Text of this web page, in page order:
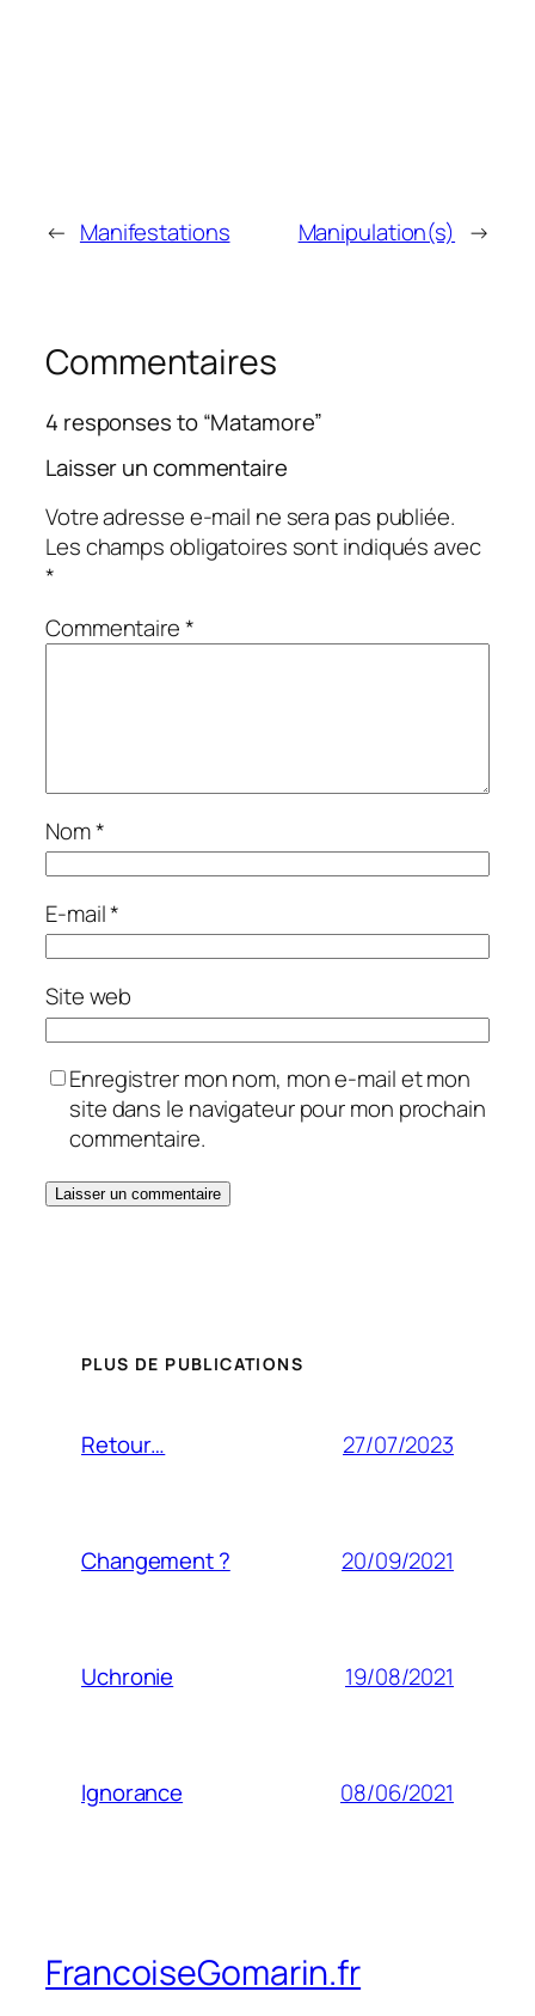
← Manifestations Manipulation(s) →
Commentaires
4 responses to “Matamore”
Laisser un commentaire
Votre adresse e-mail ne sera pas publiée.
Les champs obligatoires sont indiqués avec
*
Commentaire*
Nom*
E-mail*
Site web
Enregistrer mon nom, mon e-mail et mon
site dans le navigateur pour mon prochain
commentaire.
PLUS DE PUBLICATIONS
Retour… 27/07/2023
Changement ? 20/09/2021
Uchronie 19/08/2021
Ignorance 08/06/2021
FrancoiseGomarin.fr